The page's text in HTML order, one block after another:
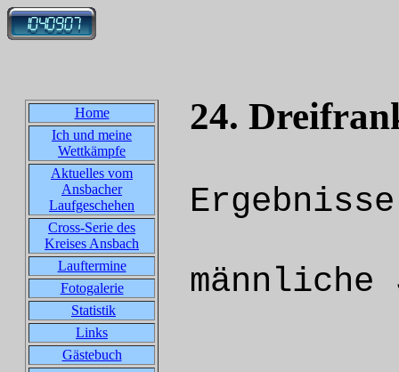
Home
Ich und meine
Wettkämpfe
Aktuelles vom
Ansbacher
Laufgeschehen
Cross-Serie des
Kreises Ansbach
Lauftermine
Fotogalerie
Statistik
Links
Gästebuch
24.
männliche